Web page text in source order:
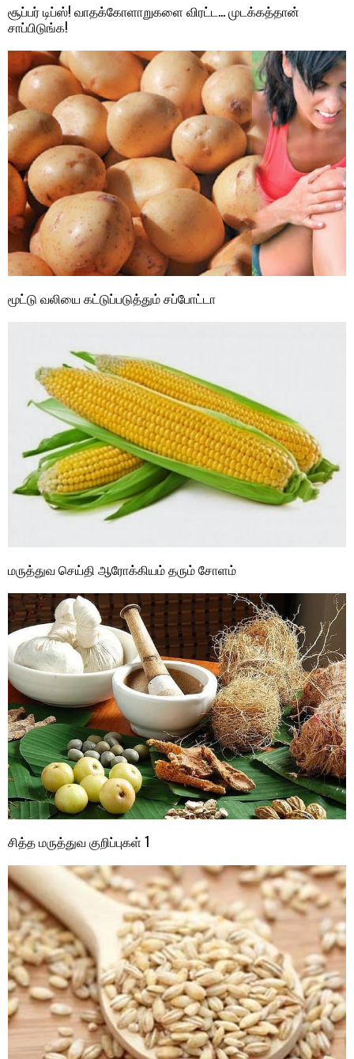
சூப்பர் டிப்ஸ்! வாதக்கோளாறுகளை விரட்ட… முடக்கத்தான்
சாப்பிடுங்க!
மூட்டு வலியை கட்டுப்படுத்தும் சப்போட்டா
மருத்துவ செய்தி ஆரோக்கியம் தரும் சோளம்
சித்த மருத்துவ குறிப்புகள் 1